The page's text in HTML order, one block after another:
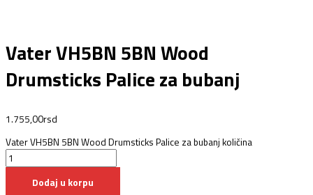
Vater VH5BN 5BN Wood
Drumsticks Palice za bubanj
1.755,00rsd
Vater VH5BN 5BN Wood Drumsticks Palice za bubanj količina
Dodaj u korpu